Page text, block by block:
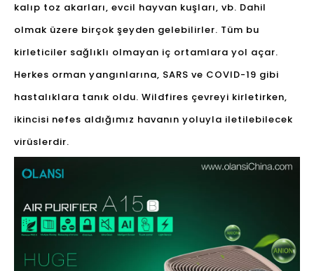
kalıp toz akarları, evcil hayvan kuşları, vb. Dahil
olmak üzere birçok şeyden gelebilirler. Tüm bu
kirleticiler sağlıklı olmayan iç ortamlara yol açar.
Herkes orman yangınlarına, SARS ve COVID-19 gibi
hastalıklara tanık oldu. Wildfires çevreyi kirletirken,
ikincisi nefes aldığımız havanın yoluyla iletilebilecek
virüslerdir.